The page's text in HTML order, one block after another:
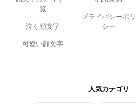
覧
泣く顔文字
可愛い顔文字
プライバシーポリ
シー
人気カテゴリ